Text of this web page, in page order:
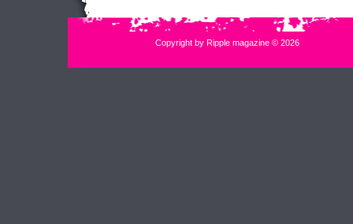
Copyright by Ripple magazine © 2026